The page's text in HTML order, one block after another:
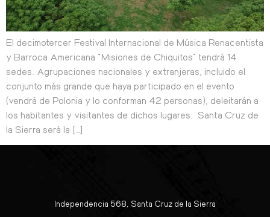
El decimotercer Festival Internacional de Música Renacentista
y Barroca Americana “Misiones de Chiquitos” tendrá 14
sedes. Agrupaciones nacionales y extranjeras, incluido el
conjunto más grande que haya participado en el evento
(vendrá de Polonia y lo conforman 42 personas), deleitarán a
los habitantes y visitantes de dichos lugares. Santa Cruz de
la Sierra será la […]
Independencia 568, Santa Cruz de la Sierra